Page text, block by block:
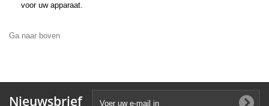
voor uw apparaat.
Ga naar boven
Nieuwsbrief